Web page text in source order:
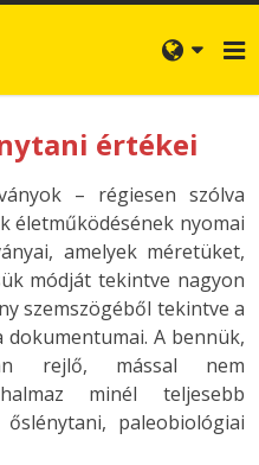
értékei
– régiesen szólva
életműködésének nyomai
amelyek méretüket,
módját tekintve nagyon
szemszögéből tekintve a
A bennük,
rejlő, mással nem
minél teljesebb
őslénytani, paleobiológiai